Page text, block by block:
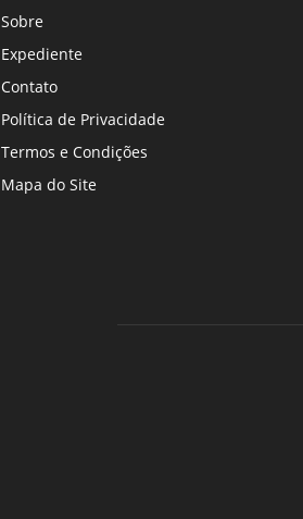
Sobre
Expediente
Contato
Política de Privacidade
Termos e Condições
Mapa do Site